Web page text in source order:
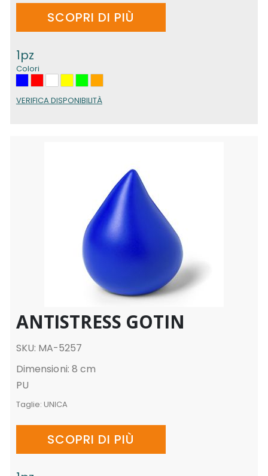
SCOPRI DI PIÙ
1pz
Colori
VERIFICA DISPONIBILITÀ
ANTISTRESS GOTIN
SKU: MA-5257
Dimensioni: 8 cm
PU
Taglie: UNICA
SCOPRI DI PIÙ